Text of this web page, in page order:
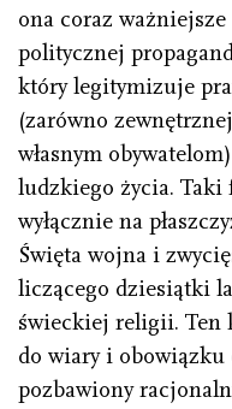
ona coraz
politycznej
który legitymizuje
(zarówno
własnym
ludzkiego życia.
wyłącznie na
Święta wojna i
liczącego dziesiątki
świeckiej religii. Ten
do wiary i
pozbawiony